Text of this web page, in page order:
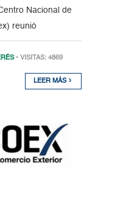
Nacional de
reunió
• VISITAS: 4869
LEER MÁS